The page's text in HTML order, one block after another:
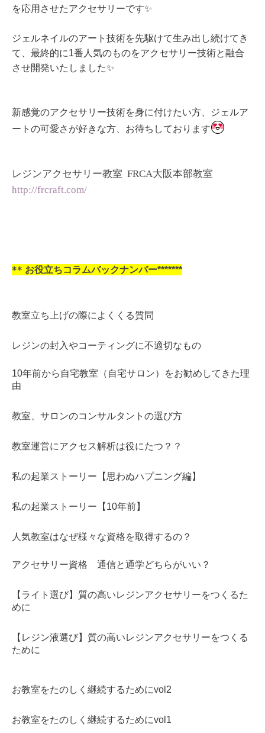
を応用させたアクセサリーです✨
ジェルネイルのアート技術を先駆けて生み出し続けてき
て、最終的に1番人気のものをアクセサリー技術と融合
させ開発いたしました✨
新感覚のアクセサリー技術を身に付けたい方、ジェルア
ートの可愛さが好きな方、お待ちしております
レジンアクセサリー教室 FRCA大阪本部教室
http://frcraft.com/
** お役立ちコラムバックナンバー*******
教室立ち上げの際によくくる質問
レジンの封入やコーティングに不適切なもの
10年前から自宅教室（自宅サロン）をお勧めしてきた理
由
教室、サロンのコンサルタントの選び方
教室運営にアクセス解析は役にたつ？？
私の起業ストーリー【思わぬハプニング編】
私の起業ストーリー【10年前】
人気教室はなぜ様々な資格を取得するの？
アクセサリー資格 通信と通学どちらがいい？
【ライト選び】質の高いレジンアクセサリーをつくるた
めに
【レジン液選び】質の高いレジンアクセサリーをつくる
ために
お教室をたのしく継続するためにvol2
お教室をたのしく継続するためにvol1